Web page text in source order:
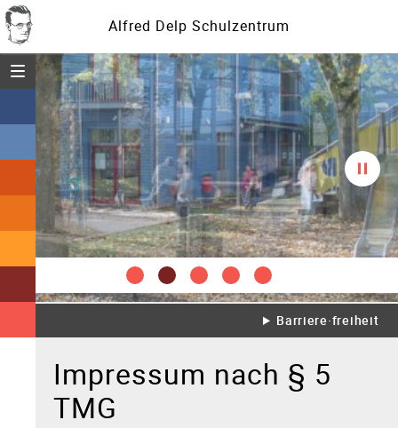
Alfred Delp Schulzentrum
Menü öffnen
spielt
Barriere·freiheit
Impressum nach § 5
TMG